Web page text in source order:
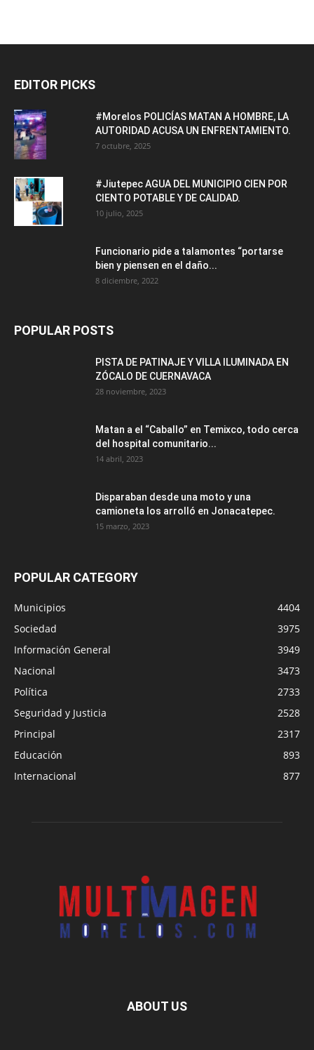
EDITOR PICKS
#Morelos POLICÍAS MATAN A HOMBRE, LA
AUTORIDAD ACUSA UN ENFRENTAMIENTO.
7 octubre, 2025
#Jiutepec AGUA DEL MUNICIPIO CIEN POR
CIENTO POTABLE Y DE CALIDAD.
10 julio, 2025
Funcionario pide a talamontes “portarse
bien y piensen en el daño...
8 diciembre, 2022
POPULAR POSTS
PISTA DE PATINAJE Y VILLA ILUMINADA EN
ZÓCALO DE CUERNAVACA
28 noviembre, 2023
Matan a el “Caballo” en Temixco, todo cerca
del hospital comunitario...
14 abril, 2023
Disparaban desde una moto y una
camioneta los arrolló en Jonacatepec.
15 marzo, 2023
POPULAR CATEGORY
Municipios
4404
Sociedad
3975
Información General
3949
Nacional
3473
Política
2733
Seguridad y Justicia
2528
Principal
2317
Educación
893
Internacional
877
ABOUT US